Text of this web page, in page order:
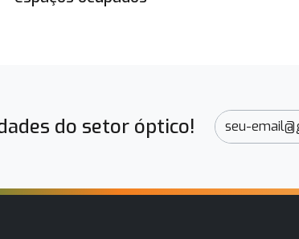
do setor óptico!